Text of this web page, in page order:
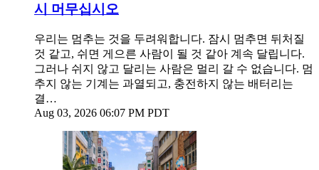
시 머무십시오
우리는 멈추는 것을 두려워합니다. 잠시 멈추면 뒤처질
것 같고, 쉬면 게으른 사람이 될 것 같아 계속 달립니다.
그러나 쉬지 않고 달리는 사람은 멀리 갈 수 없습니다. 멈
추지 않는 기계는 과열되고, 충전하지 않는 배터리는
결…
Aug 03, 2026 06:07 PM PDT